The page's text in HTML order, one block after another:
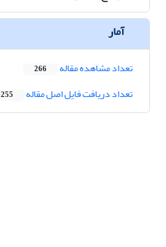
آمار
تعداد مشاهده مقاله 266
تعداد دریافت فایل اصل مقاله 255